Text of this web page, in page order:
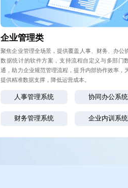
企业管理类
聚焦企业管理全场景，提供覆盖人事、财务、办公
数据统计的软件方案，支持流程自定义与多部门
通，助力企业规范管理流程，提升内部协作效率，
提供精准数据支撑，降低运营成本。
人事管理系统 协同办公系统
财务管理系统 企业内训系统